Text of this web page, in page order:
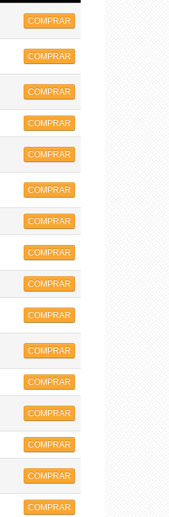
COMPRAR
COMPRAR
COMPRAR
COMPRAR
COMPRAR
COMPRAR
COMPRAR
COMPRAR
COMPRAR
COMPRAR
COMPRAR
COMPRAR
COMPRAR
COMPRAR
COMPRAR
COMPRAR